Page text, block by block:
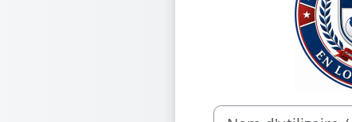
Nom d'utilizaire / corric